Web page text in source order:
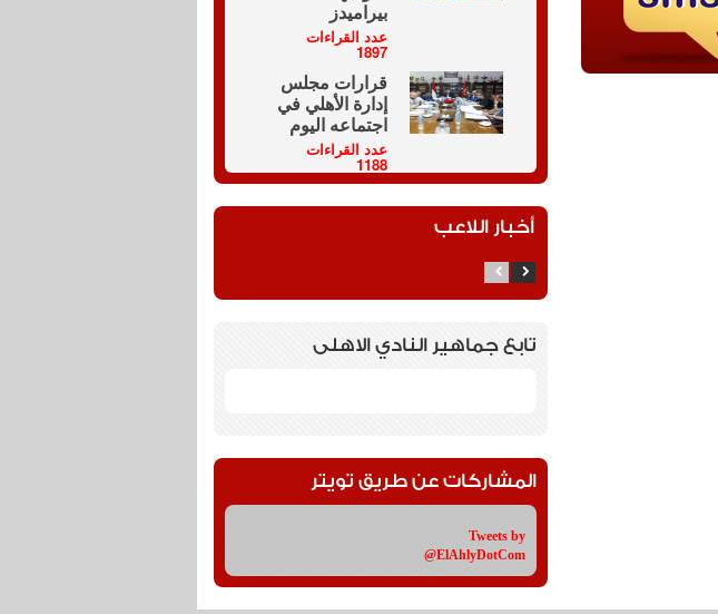
بيراميدز
عدد القراءات
1897
قرارات مجلس
إدارة الأهلي في
اجتماعه اليوم
عدد القراءات
1188
أخبار اللاعب
تابع جماهير النادي الاهلى
المشاركات عن طريق تويتر
Tweets by
@ElAhlyDotCom